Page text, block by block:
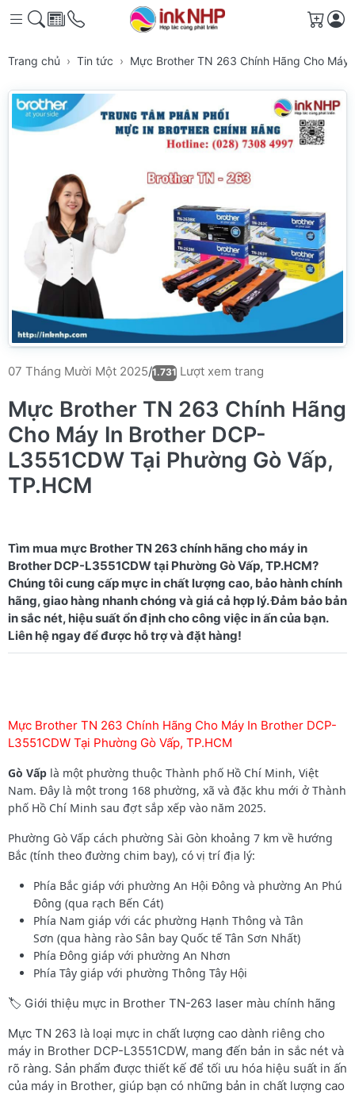
Giỏ
Trang chủ Tin tức Mực Brother TN 263 Chính Hãng Cho Máy
07 Tháng Mười Một 2025/1.731 Lượt xem trang
Mực Brother TN 263 Chính Hãng
Cho Máy In Brother DCP-
L3551CDW Tại Phường Gò Vấp,
TP.HCM
Tìm mua mực Brother TN 263 chính hãng cho máy in
Brother DCP-L3551CDW tại Phường Gò Vấp, TP.HCM?
Chúng tôi cung cấp mực in chất lượng cao, bảo hành chính
hãng, giao hàng nhanh chóng và giá cả hợp lý. Đảm bảo bản
in sắc nét, hiệu suất ổn định cho công việc in ấn của bạn.
Mực Brother TN 263 Chính Hãng Cho Máy In Brother DCP-
L3551CDW Tại Phường Gò Vấp, TP.HCM
Gò Vấp là một phường thuộc Thành phố Hồ Chí Minh, Việt
Nam. Đây là một trong 168 phường, xã và đặc khu mới ở Thành
phố Hồ Chí Minh sau đợt sắp xếp vào năm 2025.
Phường Gò Vấp cách phường Sài Gòn khoảng 7 km về hướng
Bắc (tính theo đường chim bay), có vị trí địa lý:
Phía Bắc giáp với phường An Hội Đông và phường An Phú
Đông (qua rạch Bến Cát)
Phía Nam giáp với các phường Hạnh Thông và Tân
Sơn (qua hàng rào Sân bay Quốc tế Tân Sơn Nhất)
Phía Đông giáp với phường An Nhơn
Phía Tây giáp với phường Thông Tây Hội
🏷️ Giới thiệu mực in Brother TN-263 laser màu chính hãng
Mực TN 263 là loại mực in chất lượng cao dành riêng cho
máy in Brother DCP-L3551CDW, mang đến bản in sắc nét và
rõ ràng. Sản phẩm được thiết kế để tối ưu hóa hiệu suất in ấn
của máy in Brother, giúp bạn có những bản in chất lượng cao